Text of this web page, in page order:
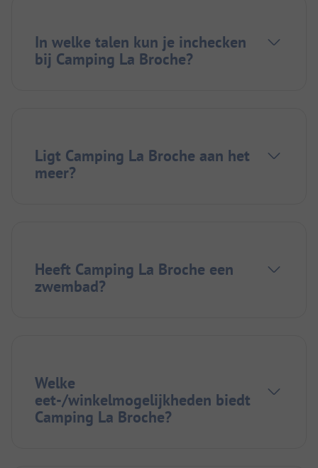
In welke talen kun je inchecken
bij Camping La Broche?
Ligt Camping La Broche aan het
meer?
Heeft Camping La Broche een
zwembad?
Welke
eet-/winkelmogelijkheden biedt
Camping La Broche?